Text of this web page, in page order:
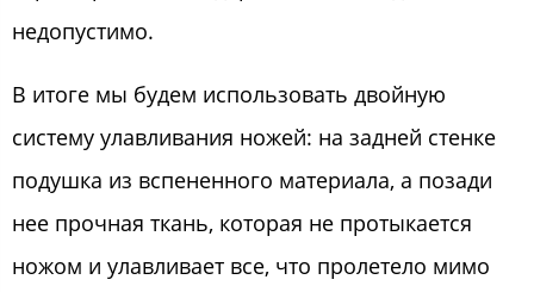
недопустимо.
В итоге мы будем использовать двойную
систему улавливания ножей: на задней стенке
подушка из вспененного материала, а позади
нее прочная ткань, которая не протыкается
ножом и улавливает все, что пролетело мимо